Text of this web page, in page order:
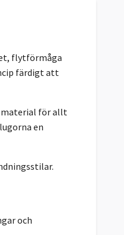
flytförmåga
färdigt att
material för allt
en
och